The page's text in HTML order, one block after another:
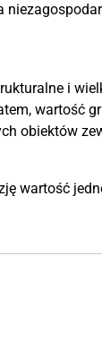
i
wartość
obiektów
wartość